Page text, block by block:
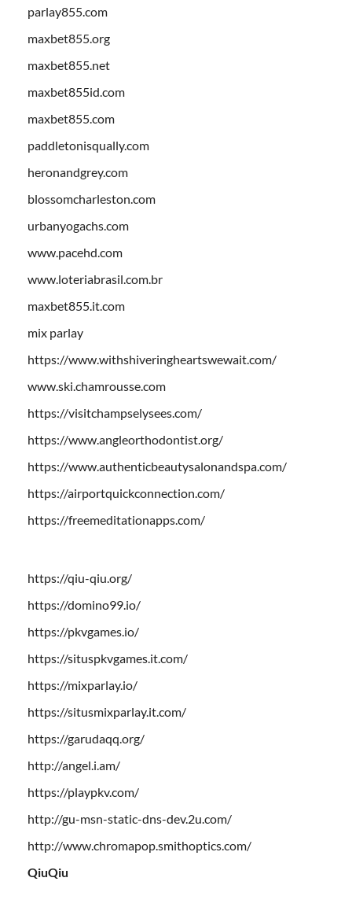
parlay855.com
maxbet855.org
maxbet855.net
maxbet855id.com
maxbet855.com
paddletonisqually.com
heronandgrey.com
blossomcharleston.com
urbanyogachs.com
www.pacehd.com
www.loteriabrasil.com.br
maxbet855.it.com
mix parlay
https://www.withshiveringheartswewait.com/
www.ski.chamrousse.com
https://visitchampselysees.com/
https://www.angleorthodontist.org/
https://www.authenticbeautysalonandspa.com/
https://airportquickconnection.com/
https://freemeditationapps.com/
https://qiu-qiu.org/
https://domino99.io/
https://pkvgames.io/
https://situspkvgames.it.com/
https://mixparlay.io/
https://situsmixparlay.it.com/
https://garudaqq.org/
http://angel.i.am/
https://playpkv.com/
http://gu-msn-static-dns-dev.2u.com/
http://www.chromapop.smithoptics.com/
QiuQiu